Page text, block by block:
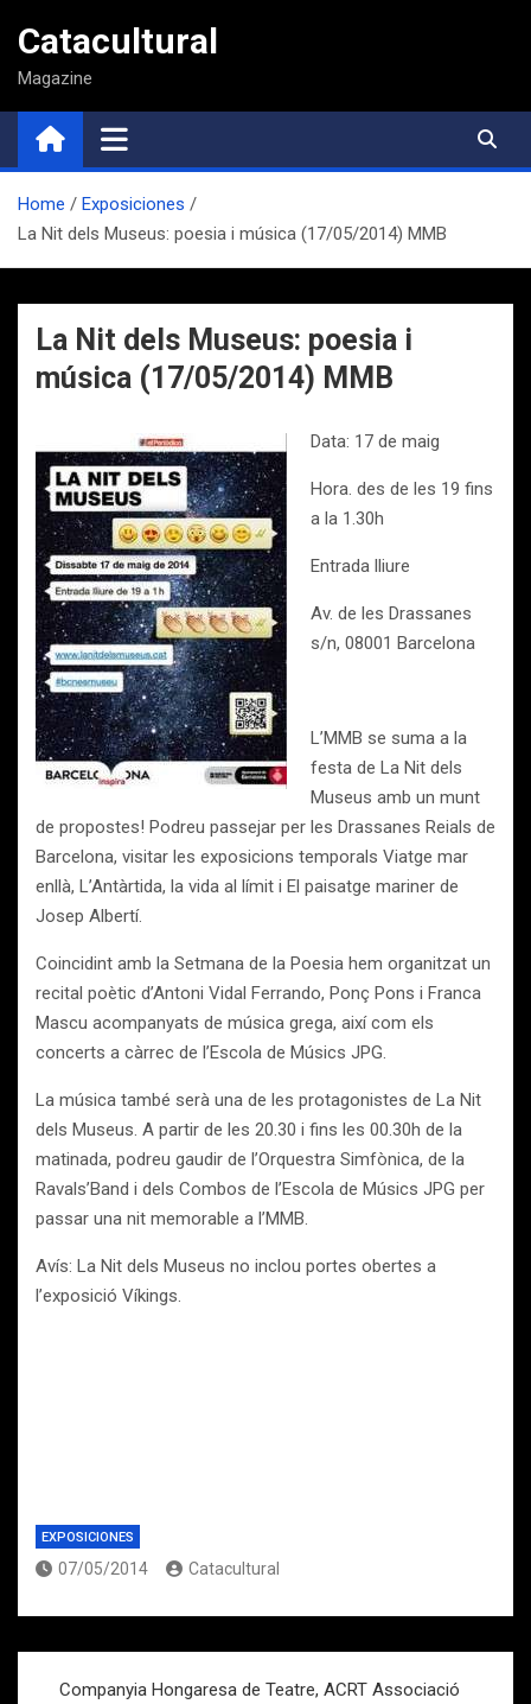
contenido
Catacultural
Magazine
Home
Exposiciones
La Nit dels Museus: poesia i música (17/05/2014) MMB
La Nit dels Museus: poesia i
música (17/05/2014) MMB
Data: 17 de maig
Hora. des de les 19 fins
a la 1.30h
Entrada lliure
Av. de les Drassanes
s/n, 08001 Barcelona
L’MMB se suma a la
festa de La Nit dels
Museus amb un munt
de propostes! Podreu passejar per les Drassanes Reials de
Barcelona, visitar les exposicions temporals Viatge mar
enllà, L’Antàrtida, la vida al límit i El paisatge mariner de
Josep Albertí.
Coincidint amb la Setmana de la Poesia hem organitzat un
recital poètic d’Antoni Vidal Ferrando, Ponç Pons i Franca
Mascu acompanyats de música grega, així com els
concerts a càrrec de l’Escola de Músics JPG.
La música també serà una de les protagonistes de La Nit
dels Museus. A partir de les 20.30 i fins les 00.30h de la
matinada, podreu gaudir de l’Orquestra Simfònica, de la
Ravals’Band i dels Combos de l’Escola de Músics JPG per
passar una nit memorable a l’MMB.
Avís: La Nit dels Museus no inclou portes obertes a
l’exposició Víkings.
EXPOSICIONES
07/05/2014 Catacultural
Companyia Hongaresa de Teatre, ACRT Associació